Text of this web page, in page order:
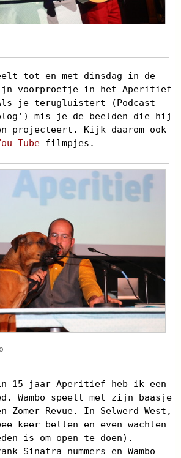
tot en met dinsdag in de
voorproefje in het Aperitief
je terugluistert (Podcast
mis je de beelden die hij
projecteert. Kijk daarom ook
Tube filmpjes.
15 jaar Aperitief heb ik een
Wambo speelt met zijn baasje
Zomer Revue. In Selwerd West,
keer bellen en even wachten
is om open te doen).
Sinatra nummers en Wambo